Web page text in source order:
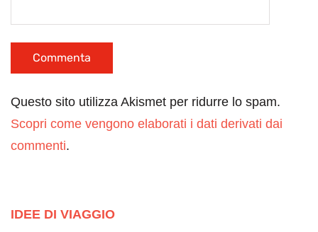
Questo sito utilizza Akismet per ridurre lo spam.
Scopri come vengono elaborati i dati derivati dai
commenti.
IDEE DI VIAGGIO